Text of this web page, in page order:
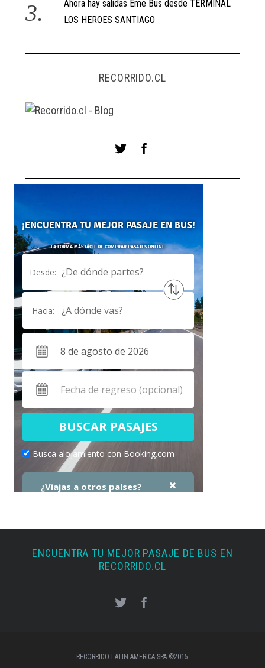
Ahora hay salidas Eme Bus desde TERMINAL
LOS HEROES SANTIAGO
RECORRIDO.CL
ENCUENTRA TU MEJOR PASAJE DE BUS EN
RECORRIDO.CL
RECORRIDO LATIN AMERICA SPA ©2015